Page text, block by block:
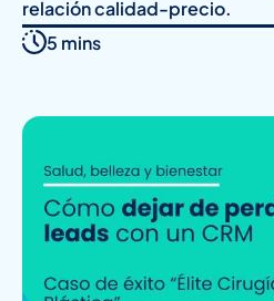
relación calidad-precio.
5 mins